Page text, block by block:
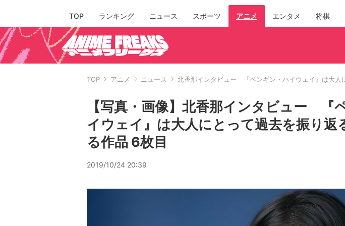
TOP ランキング ニュース スポーツ アニメ エンタメ 将棋
TOP アニメ ニュース 北香那インタビュー 『ペンギン・ハイウェイ』は大人
【写真・画像】北香那インタビュー 『
イウェイ』は大人にとって過去を振り返
る作品 6枚目
2019/10/24 20:39